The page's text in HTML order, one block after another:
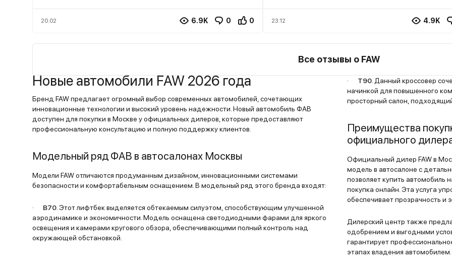
достаточно для комфортного передвижения по
размещается без проблем. Также на заднем ряду
посторонних запахов, пластиком не пахнет. Салон
выполнен из пластика, но в руке лежит удобно.
Двигатель работает тихо, а это большой плюс с
учетом того, что шумка здесь посредственная.
неровности, руль хорошо откликается. Печка и
кондей работают слаженно, без нареканий.
Коробка у меня 6-ступенчатый автомат. Работает
плавно, слажено с двигателем. Пока что в ремонт
оцинкованный. Рассчитываю, что с ним проблем
не будет. Я вообще не из тех, кто недолюбливает
китайцев. Считаю, что это очень достойные
20.02 6.9K 0 0
качества, сохранили эстетичный вид.
Шумка очень неплохая, что радует.
коробка явно с шестой мазды. Разгоняется
считаю нормальным – порядка 10 литров
км летом в городе. Есть настройка
Считаю это удобной опцией. Хотя в
песня. Крутые повороты проходят на ура.
плюсов еще отмечу достойное и
трассе, так сколов ни на бампере, ни на
нет. Кожа на сиденьях тоже сохранила
вид. Никаких тебе потертостей и заломов
время. В целом считаю, что это авто не
японцев. Вложений пока не потребовал в
ремонта. Из нюансов – отсутствие
поэтому постоянно приходится крутить
23.12 4.9K
Все отзывы о FAW
Новые автомобили FAW 2026 года
Бренд FAW предлагает огромный выбор современных автомобилей, сочетающих
инновационные технологии и высокий уровень надежности. Новый автомобиль ФАВ
доступен для покупки в Москве у официальных дилеров, которые предоставляют
профессиональную консультацию и полную поддержку клиентов.
Модельный ряд ФАВ в автосалонах Москвы
Модели FAW отличаются продуманным дизайном, инновационными системами
безопасности и комфортабельным оснащением. В модельный ряд этого бренда входят:
· B70 . Этот лифтбек выделяется обтекаемым силуэтом, способствующим улучшенной
аэродинамике и экономичности. Модель оснащена светодиодными фарами для яркого
освещения и камерами кругового обзора, обеспечивающими полный контроль над
окружающей обстановкой.
· T90 . Данный кроссовер
начинкой для повышенного
просторный салон,
Преимущества
официального
Официальный дилер FAW в
модель в автосалоне с
позволяет купить автомобиль
покупка онлайн. Эта услуга
обеспечивает прозрачность и
Дилерский центр также
одобрением и выгодными
гарантирует
этапах владения автомобилем.